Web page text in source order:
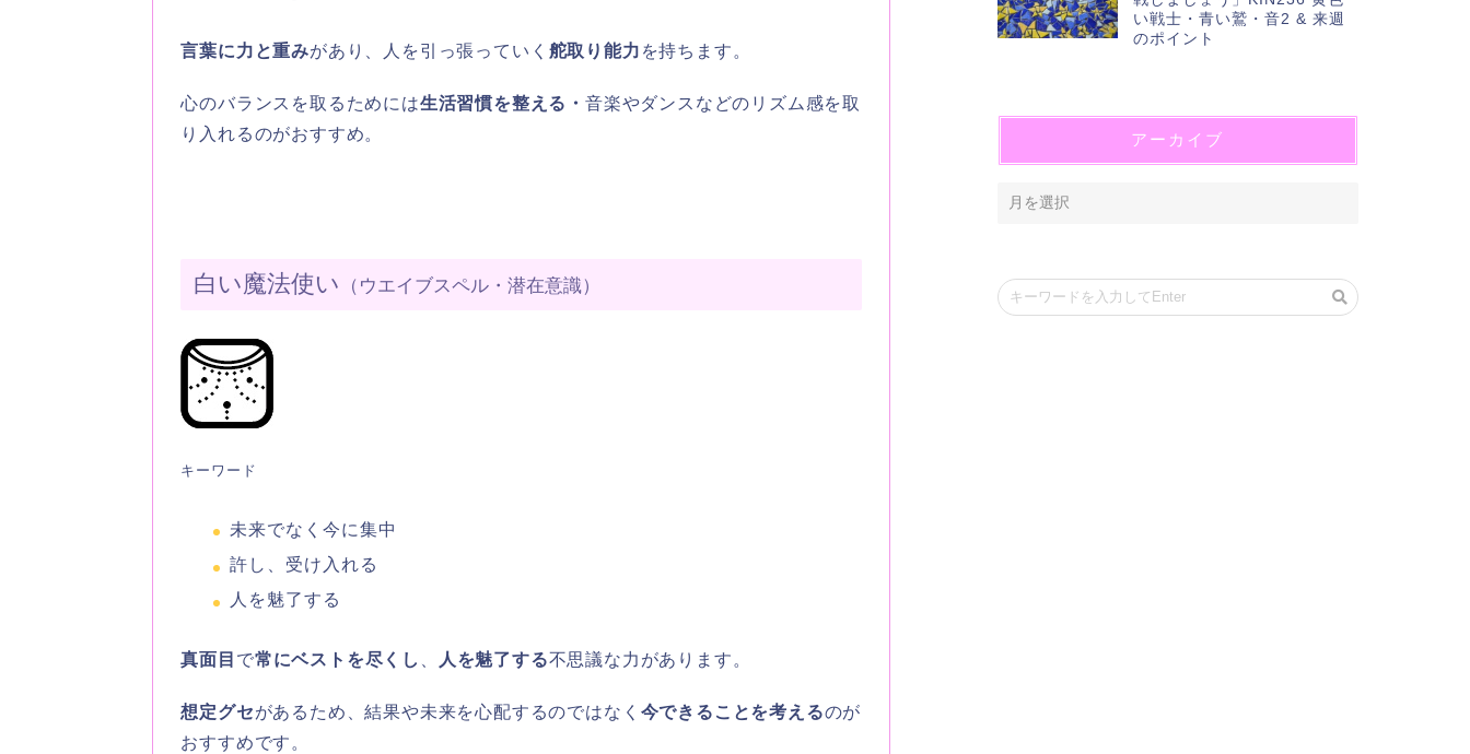
言葉に力と重みがあり、人を引っ張っていく 舵取り能力 を持ちます。
心のバランスを取るためには生活習慣を整える・音楽やダンスなどのリズム感を取
り入れるのがおすすめ。
白い魔法使い （ウエイブスペル・潜在意識）
キーワード
未来でなく今に集中
許し、受け入れる
人を魅了する
真面目 で常にベストを尽くし 人を魅了する不思議な力があります。
想定グセがあるため、結果や未来を心配するのではなく 今できることを考えるのが
おすすめです。
い戦士・青い鷲・音2 & 来週
のポイント
アーカイブ